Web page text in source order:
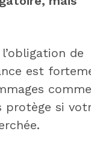
de
est
protège si